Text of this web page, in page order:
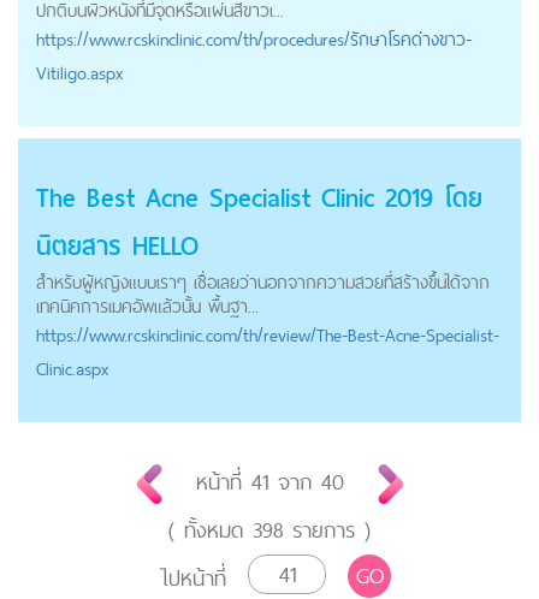
ปกติบนผิวหนังที่มีจุดหรือแผ่นสีขาวเ...
https://www.rcskinclinic.com/th/procedures/รักษาโรคด่างขาว-
Vitiligo.aspx
The Best Acne Specialist Clinic 2019 โดย
นิตยสาร HELLO
สำหรับผู้หญิงแบบเราๆ เชื่อเลยว่านอกจากความสวยที่สร้างขึ้นได้จาก
เทคนิคการเมคอัพแล้วนั้น พื้นฐา...
https://www.rcskinclinic.com/th/review/The-Best-Acne-Specialist-
Clinic.aspx
หน้าที่ 41จาก 40
( ทั้งหมด 398 รายการ )
ไปหน้าที่
GO